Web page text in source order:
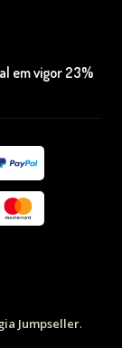
em vigor 23%
Jumpseller.